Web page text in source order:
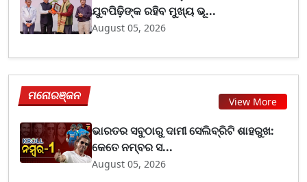
ଯୁବପିଢ଼ିଙ୍କ ରହିବ ମୁଖ୍ୟ ଭୂ...
August 05, 2026
ମନୋରଞ୍ଜନ View More
ଭାରତର ସବୁଠାରୁ ଦାମୀ ସେଲିବ୍ରିଟି ଶାହରୁଖ:
କେତେ ନମ୍ବର ସ...
August 05, 2026